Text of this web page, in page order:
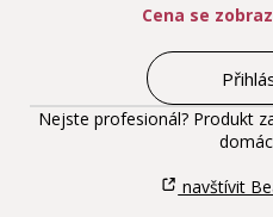
Cena se
Nejste profesionál? Produkt
navštívit